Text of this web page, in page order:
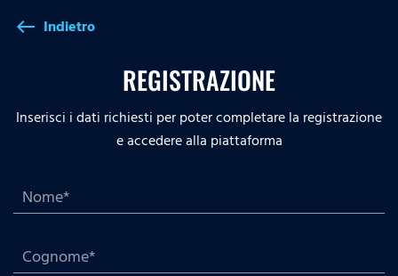
west Indietro
REGISTRAZIONE
Inserisci i dati richiesti per poter completare la registrazione
e accedere alla piattaforma